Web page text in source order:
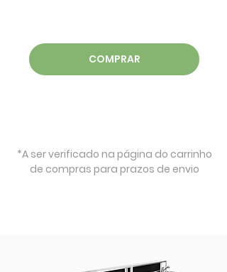
COMPRAR
*A ser verificado na página do carrinho
de compras para prazos de envio